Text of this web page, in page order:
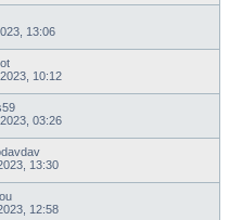
13:06
10:12
03:26
13:30
12:58